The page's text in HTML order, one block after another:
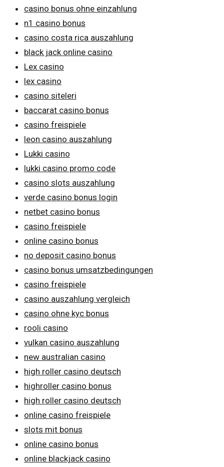
casino bonus ohne einzahlung
n1 casino bonus
casino costa rica auszahlung
black jack online casino
Lex casino
lex casino
casino siteleri
baccarat casino bonus
casino freispiele
leon casino auszahlung
Lukki casino
lukki casino promo code
casino slots auszahlung
verde casino bonus login
netbet casino bonus
casino freispiele
online casino bonus
no deposit casino bonus
casino bonus umsatzbedingungen
casino freispiele
casino auszahlung vergleich
casino ohne kyc bonus
rooli casino
vulkan casino auszahlung
new australian casino
high roller casino deutsch
highroller casino bonus
high roller casino deutsch
online casino freispiele
slots mit bonus
online casino bonus
online blackjack casino